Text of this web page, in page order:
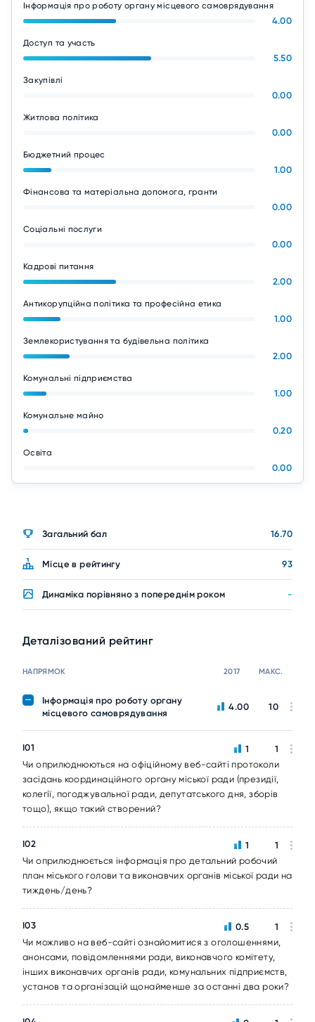
Інформація про роботу органу місцевого самоврядування
4.00
Доступ та участь
5.50
Закупівлі
0.00
Житлова політика
0.00
Бюджетний процес
1.00
Фінансова та матеріальна допомога, гранти
0.00
Соціальні послуги
0.00
Кадрові питання
2.00
Антикорупційна політика та професійна етика
1.00
Землекористування та будівельна політика
2.00
Комунальні підприємства
1.00
Комунальне майно
0.20
Освіта
0.00
Загальний бал 16.70
Місце в рейтингу 93
Динаміка порівняно з попереднім роком -
Деталізований рейтинг
НАПРЯМОК 2017 МАКС.
Інформація про роботу органу
місцевого самоврядування
4.00 10
I01
Чи оприлюднюються на офіційному веб-сайті протоколи
засідань координаційного органу міської ради (президії,
колегії, погоджувальної ради, депутатського дня, зборів
тощо), якщо такий створений?
1 1
I02
Чи оприлюднюється інформація про детальний робочий
план міського голови та виконавчих органів міської ради на
тиждень/день?
1 1
I03
Чи можливо на веб-сайті ознайомитися з оголошеннями,
анонсами, повідомленнями ради, виконавчого комітету,
інших виконавчих органів ради, комунальних підприємств,
установ та організацій щонайменше за останні два роки?
0.5 1